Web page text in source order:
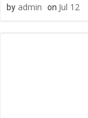
by admin on Jul 12